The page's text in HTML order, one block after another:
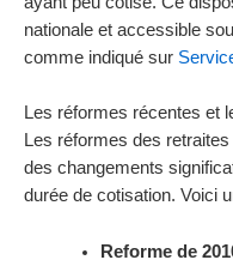
nationale et accessible
comme indiqué sur
Les réformes récentes et
Les réformes des
des changements
durée de cotisation. Voici
Reforme de